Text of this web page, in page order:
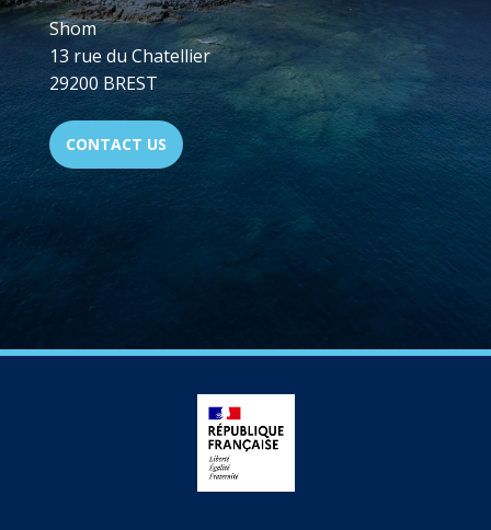
Shom
13 rue du Chatellier
29200 BREST
CONTACT US